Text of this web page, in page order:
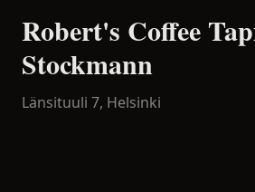
Robert's Coffee
Stockmann
Länsituuli 7, Helsinki